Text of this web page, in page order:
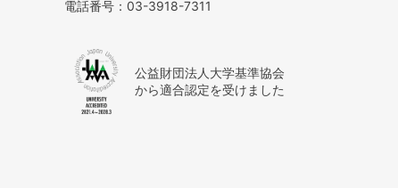
電話番号： 03-3918-7311
公益財団法人大学基準協会
から適合認定を受けました